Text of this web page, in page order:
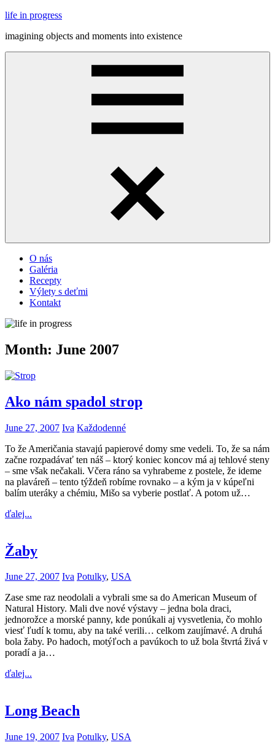
Skip
content
life in progress
imagining objects and moments into existence
O nás
Galéria
Recepty
Výlety s deťmi
Kontakt
Month: June 2007
Ako nám spadol strop
June 27, 2007 Iva Každodenné
To že Američania stavajú papierové domy sme vedeli. To, že sa nám
začne rozpadávať ten náš – ktorý koniec koncov má aj tehlové steny
– sme však nečakali. Včera ráno sa vyhrabeme z postele, že ideme
na plaváreň – tento týždeň robíme rovnako – a kým ja v kúpeľni
balím uteráky a chémiu, Mišo sa vyberie postlať. A potom už…
ďalej...
Žaby
June 27, 2007 Iva Potulky, USA
Zase sme raz neodolali a vybrali sme sa do American Museum of
Natural History. Mali dve nové výstavy – jedna bola draci,
jednorožce a morské panny, kde ponúkali aj vysvetlenia, čo mohlo
viesť ľudí k tomu, aby na také verili… celkom zaujímavé. A druhá
bola žaby. Po hadoch, motýľoch a pavúkoch to už bola štvrtá živá v
poradí a ja…
ďalej...
Long Beach
June 19, 2007 Iva Potulky, USA